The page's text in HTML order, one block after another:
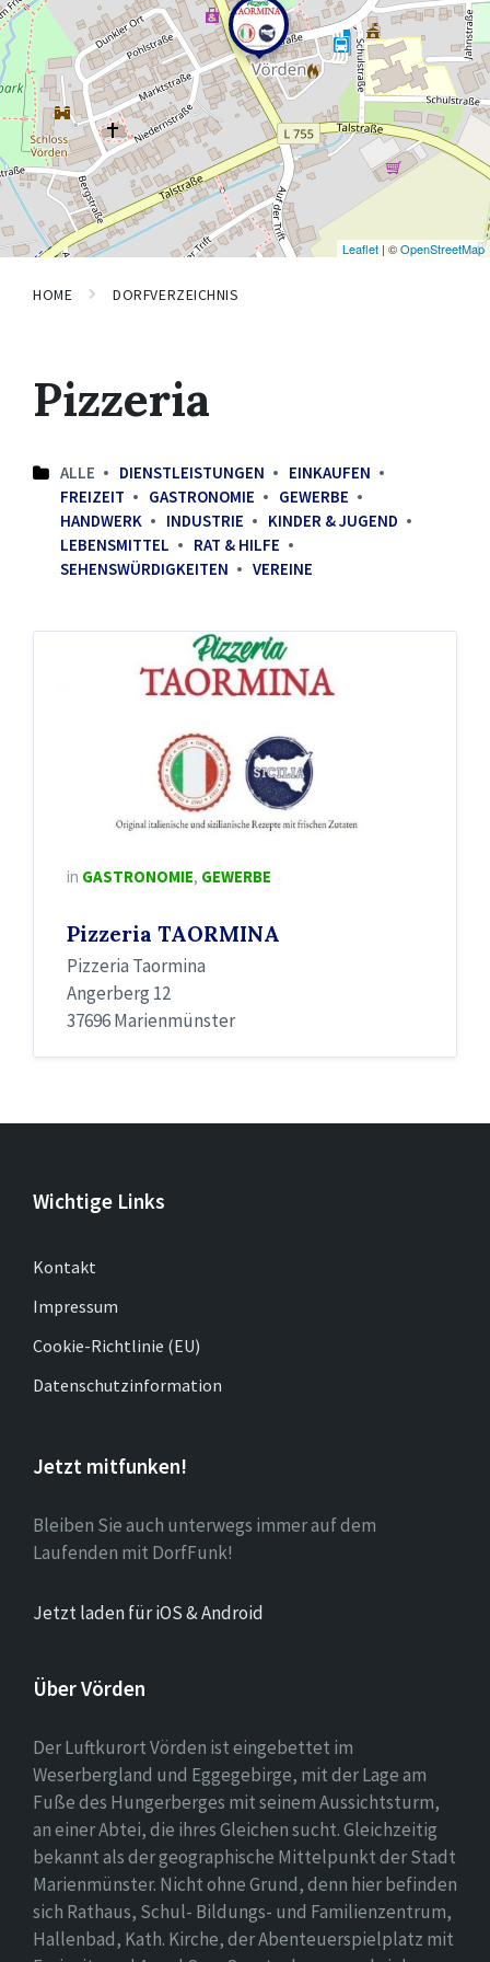
Leaflet | ©OpenStreetMap
HOME DORFVERZEICHNIS
Pizzeria
ALLE DIENSTLEISTUNGEN
EINKAUFEN
FREIZEIT
GASTRONOMIE
GEWERBE
HANDWERK
INDUSTRIE
KINDER & JUGEND
LEBENSMITTEL
RAT & HILFE
SEHENSWÜRDIGKEITEN
VEREINE
in GASTRONOMIE, GEWERBE
Pizzeria TAORMINA
Pizzeria Taormina
Angerberg 12
37696 Marienmünster
Wichtige Links
Kontakt
Impressum
Cookie-Richtlinie (EU)
Datenschutzinformation
Jetzt mitfunken!
Bleiben Sie auch unterwegs immer auf dem
Laufenden mit DorfFunk!
Jetzt laden für iOS & Android
Über Vörden
Der Luftkurort Vörden ist eingebettet im
Weserbergland und Eggegebirge, mit der Lage am
Fuße des Hungerberges mit seinem Aussichtsturm,
an einer Abtei, die ihres Gleichen sucht. Gleichzeitig
bekannt als der geographische Mittelpunkt der Stadt
Marienmünster. Nicht ohne Grund, denn hier befinden
sich Rathaus, Schul- Bildungs- und Familienzentrum,
Hallenbad, Kath. Kirche, der Abenteuerspielplatz mit